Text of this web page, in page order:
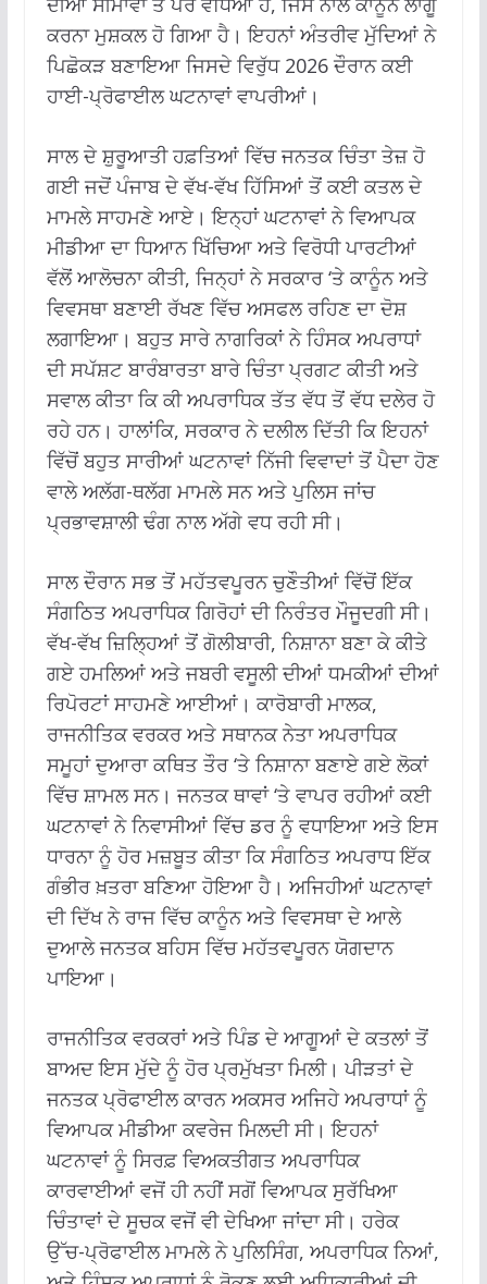
ਕਰਨਾ ਮੁਸ਼ਕਲ ਹੋ ਗਿਆ ਹੈ। ਇਹਨਾਂ ਅੰਤਰੀਵ ਮੁੱਦਿਆਂ ਨੇ
ਪਿਛੋਕੜ ਬਣਾਇਆ ਜਿਸਦੇ ਵਿਰੁੱਧ 2026 ਦੌਰਾਨ ਕਈ
ਹਾਈ-ਪ੍ਰੋਫਾਈਲ ਘਟਨਾਵਾਂ ਵਾਪਰੀਆਂ।
ਸਾਲ ਦੇ ਸ਼ੁਰੂਆਤੀ ਹਫ਼ਤਿਆਂ ਵਿੱਚ ਜਨਤਕ ਚਿੰਤਾ ਤੇਜ਼ ਹੋ
ਗਈ ਜਦੋਂ ਪੰਜਾਬ ਦੇ ਵੱਖ-ਵੱਖ ਹਿੱਸਿਆਂ ਤੋਂ ਕਈ ਕਤਲ ਦੇ
ਮਾਮਲੇ ਸਾਹਮਣੇ ਆਏ। ਇਨ੍ਹਾਂ ਘਟਨਾਵਾਂ ਨੇ ਵਿਆਪਕ
ਮੀਡੀਆ ਦਾ ਧਿਆਨ ਖਿੱਚਿਆ ਅਤੇ ਵਿਰੋਧੀ ਪਾਰਟੀਆਂ
ਵੱਲੋਂ ਆਲੋਚਨਾ ਕੀਤੀ, ਜਿਨ੍ਹਾਂ ਨੇ ਸਰਕਾਰ ‘ਤੇ ਕਾਨੂੰਨ ਅਤੇ
ਵਿਵਸਥਾ ਬਣਾਈ ਰੱਖਣ ਵਿੱਚ ਅਸਫਲ ਰਹਿਣ ਦਾ ਦੋਸ਼
ਲਗਾਇਆ। ਬਹੁਤ ਸਾਰੇ ਨਾਗਰਿਕਾਂ ਨੇ ਹਿੰਸਕ ਅਪਰਾਧਾਂ
ਦੀ ਸਪੱਸ਼ਟ ਬਾਰੰਬਾਰਤਾ ਬਾਰੇ ਚਿੰਤਾ ਪ੍ਰਗਟ ਕੀਤੀ ਅਤੇ
ਸਵਾਲ ਕੀਤਾ ਕਿ ਕੀ ਅਪਰਾਧਿਕ ਤੱਤ ਵੱਧ ਤੋਂ ਵੱਧ ਦਲੇਰ ਹੋ
ਰਹੇ ਹਨ। ਹਾਲਾਂਕਿ, ਸਰਕਾਰ ਨੇ ਦਲੀਲ ਦਿੱਤੀ ਕਿ ਇਹਨਾਂ
ਵਿੱਚੋਂ ਬਹੁਤ ਸਾਰੀਆਂ ਘਟਨਾਵਾਂ ਨਿੱਜੀ ਵਿਵਾਦਾਂ ਤੋਂ ਪੈਦਾ ਹੋਣ
ਵਾਲੇ ਅਲੱਗ-ਥਲੱਗ ਮਾਮਲੇ ਸਨ ਅਤੇ ਪੁਲਿਸ ਜਾਂਚ
ਪ੍ਰਭਾਵਸ਼ਾਲੀ ਢੰਗ ਨਾਲ ਅੱਗੇ ਵਧ ਰਹੀ ਸੀ।
ਸਾਲ ਦੌਰਾਨ ਸਭ ਤੋਂ ਮਹੱਤਵਪੂਰਨ ਚੁਣੌਤੀਆਂ ਵਿੱਚੋਂ ਇੱਕ
ਸੰਗਠਿਤ ਅਪਰਾਧਿਕ ਗਿਰੋਹਾਂ ਦੀ ਨਿਰੰਤਰ ਮੌਜੂਦਗੀ ਸੀ।
ਵੱਖ-ਵੱਖ ਜ਼ਿਲ੍ਹਿਆਂ ਤੋਂ ਗੋਲੀਬਾਰੀ, ਨਿਸ਼ਾਨਾ ਬਣਾ ਕੇ ਕੀਤੇ
ਗਏ ਹਮਲਿਆਂ ਅਤੇ ਜਬਰੀ ਵਸੂਲੀ ਦੀਆਂ ਧਮਕੀਆਂ ਦੀਆਂ
ਰਿਪੋਰਟਾਂ ਸਾਹਮਣੇ ਆਈਆਂ। ਕਾਰੋਬਾਰੀ ਮਾਲਕ,
ਰਾਜਨੀਤਿਕ ਵਰਕਰ ਅਤੇ ਸਥਾਨਕ ਨੇਤਾ ਅਪਰਾਧਿਕ
ਸਮੂਹਾਂ ਦੁਆਰਾ ਕਥਿਤ ਤੌਰ ‘ਤੇ ਨਿਸ਼ਾਨਾ ਬਣਾਏ ਗਏ ਲੋਕਾਂ
ਵਿੱਚ ਸ਼ਾਮਲ ਸਨ। ਜਨਤਕ ਥਾਵਾਂ ‘ਤੇ ਵਾਪਰ ਰਹੀਆਂ ਕਈ
ਘਟਨਾਵਾਂ ਨੇ ਨਿਵਾਸੀਆਂ ਵਿੱਚ ਡਰ ਨੂੰ ਵਧਾਇਆ ਅਤੇ ਇਸ
ਧਾਰਨਾ ਨੂੰ ਹੋਰ ਮਜ਼ਬੂਤ ​​ਕੀਤਾ ਕਿ ਸੰਗਠਿਤ ਅਪਰਾਧ ਇੱਕ
ਗੰਭੀਰ ਖ਼ਤਰਾ ਬਣਿਆ ਹੋਇਆ ਹੈ। ਅਜਿਹੀਆਂ ਘਟਨਾਵਾਂ
ਦੀ ਦਿੱਖ ਨੇ ਰਾਜ ਵਿੱਚ ਕਾਨੂੰਨ ਅਤੇ ਵਿਵਸਥਾ ਦੇ ਆਲੇ
ਦੁਆਲੇ ਜਨਤਕ ਬਹਿਸ ਵਿੱਚ ਮਹੱਤਵਪੂਰਨ ਯੋਗਦਾਨ
ਪਾਇਆ।
ਰਾਜਨੀਤਿਕ ਵਰਕਰਾਂ ਅਤੇ ਪਿੰਡ ਦੇ ਆਗੂਆਂ ਦੇ ਕਤਲਾਂ ਤੋਂ
ਬਾਅਦ ਇਸ ਮੁੱਦੇ ਨੂੰ ਹੋਰ ਪ੍ਰਮੁੱਖਤਾ ਮਿਲੀ। ਪੀੜਤਾਂ ਦੇ
ਜਨਤਕ ਪ੍ਰੋਫਾਈਲ ਕਾਰਨ ਅਕਸਰ ਅਜਿਹੇ ਅਪਰਾਧਾਂ ਨੂੰ
ਵਿਆਪਕ ਮੀਡੀਆ ਕਵਰੇਜ ਮਿਲਦੀ ਸੀ। ਇਹਨਾਂ
ਘਟਨਾਵਾਂ ਨੂੰ ਸਿਰਫ਼ ਵਿਅਕਤੀਗਤ ਅਪਰਾਧਿਕ
ਕਾਰਵਾਈਆਂ ਵਜੋਂ ਹੀ ਨਹੀਂ ਸਗੋਂ ਵਿਆਪਕ ਸੁਰੱਖਿਆ
ਚਿੰਤਾਵਾਂ ਦੇ ਸੂਚਕ ਵਜੋਂ ਵੀ ਦੇਖਿਆ ਜਾਂਦਾ ਸੀ। ਹਰੇਕ
ਉੱਚ-ਪ੍ਰੋਫਾਈਲ ਮਾਮਲੇ ਨੇ ਪੁਲਿਸਿੰਗ, ਅਪਰਾਧਿਕ ਨਿਆਂ,